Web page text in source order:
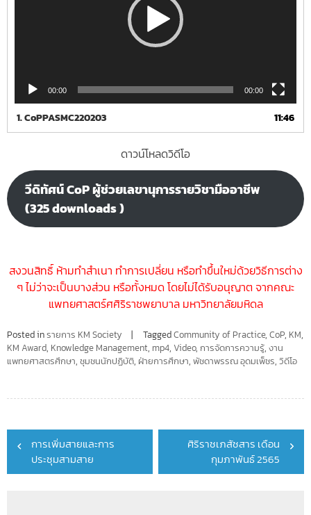
00:00 00:00
1.CoPPASMC220203 11:46
ดาวน์โหลดวิดีโอ
วีดิทัศน์ CoP ผู้ช่วยเลขานุการรายวิชามืออาชีพ
(325 downloads )
สงวนสิทธิ์ ห้ามทำสำเนา ทำการเปลี่ยน หรือทำขึ้นใหม่ด้วยวิธีการต่าง
ๆ ไม่ว่าจะเป็นบางส่วน หรือทั้งหมด โดยไม่ได้รับอนุญาต จากคณะ
แพทยศาสตร์ศศิริราชพยาบาล มหาวิทยาลัยมหิดล
Posted inรายการ KM Society TaggedCommunity of Practice, CoP, KM,
KM Award, Knowledge Management, mp4, Video, การจัดการความรู้, งาน
แพทยศาสตรศึกษา, ชุมชนนักปฏิบัติ, ฝ่ายการศึกษา, พัชดาพรรณ อุดมเพ็ชร, วิดีโอ
Post
navigation
การเพิ่มสายและการ
ประชุมสามสาย
ศิริราชเภสัชสาร เดือน
กุมภาพันธ์ 2565